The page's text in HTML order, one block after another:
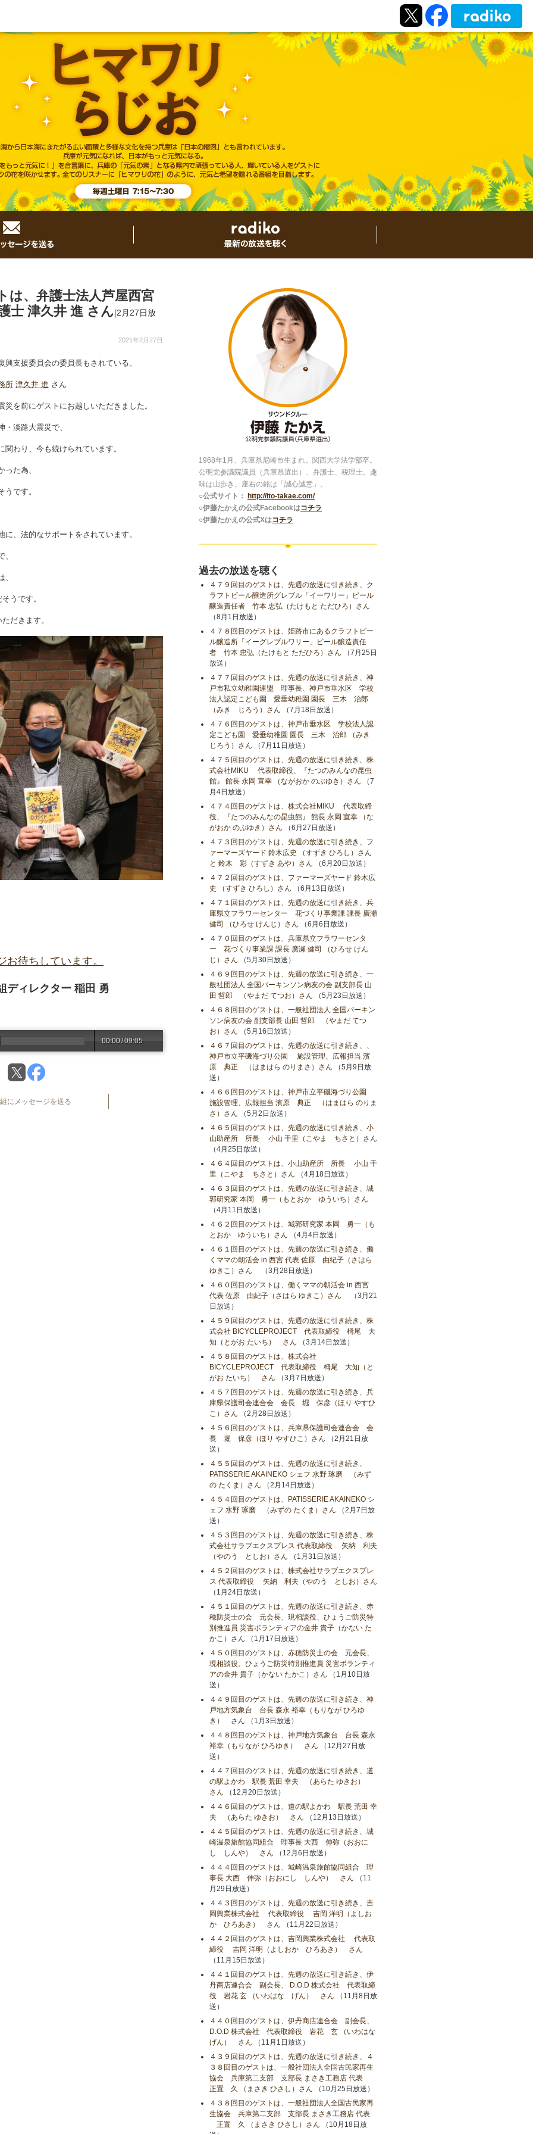
は、弁護士法人芦屋西宮
士 津久井 進 さん[2月27日放
2021年2月27日
支援委員会の委員長もされている、
所 津久井 進 さん
を前にゲストにお越しいただきました。
淡路大震災で、
わり、今も続けられています。
た為、
です。
、法的なサポートをされています。
うです。
だきます。
待ちしています。
ディレクター 稲田 勇
00:00/09:05
にメッセージを送る
1968年1月、兵庫県尼崎市生まれ。関西大学法学部卒。
公明党参議院議員（兵庫県選出）、弁護士、税理士。趣
味は山歩き、座右の銘は「誠心誠意」。
○公式サイト：
http://ito-takae.com/
○伊藤たかえの公式Facebookはコチラ
○伊藤たかえの公式Xはコチラ
過去の放送を聴く
４７９回目のゲストは、先週の放送に引き続き、ク
ラフトビール醸造所グレブル「イーワリー」ビール
醸造責任者 竹本 忠弘（たけもと ただひろ）さん
（8月1日放送）
４７８回目のゲストは、姫路市にあるクラフトビー
ル醸造所「イーグレブルワリー」ビール醸造責任
者 竹本 忠弘（たけもと ただひろ）さん （7月25日
放送）
４７７回目のゲストは、先週の放送に引き続き、神
戸市私立幼稚園連盟 理事長、神戸市垂水区 学校
法人認定こども園 愛垂幼稚園 園長 三木 治郎
（みき じろう）さん （7月18日放送）
４７６回目のゲストは、神戸市垂水区 学校法人認
定こども園 愛垂幼稚園 園長 三木 治郎 （みき
じろう）さん （7月11日放送）
４７５回目のゲストは、先週の放送に引き続き、株
式会社MIKU 代表取締役、『たつのみんなの昆虫
館』 館長 永岡 宣幸 （ながおか のぶゆき）さん （7
月4日放送）
４７４回目のゲストは、株式会社MIKU 代表取締
役、『たつのみんなの昆虫館』 館長 永岡 宣幸 （な
がおか のぶゆき）さん （6月27日放送）
４７３回目のゲストは、先週の放送に引き続き、フ
ァーマーズヤード 鈴木広史 （すずき ひろし）さん
と 鈴木 彩（すずき あや）さん （6月20日放送）
４７２回目のゲストは、ファーマーズヤード 鈴木広
史 （すずき ひろし）さん （6月13日放送）
４７１回目のゲストは、先週の放送に引き続き、兵
庫県立フラワーセンター 花づくり事業課 課長 廣瀬
健司 （ひろせ けんじ）さん （6月6日放送）
４７０回目のゲストは、兵庫県立フラワーセンタ
ー 花づくり事業課 課長 廣瀬 健司 （ひろせ けん
じ）さん （5月30日放送）
４６９回目のゲストは、先週の放送に引き続き、一
般社団法人 全国パーキンソン病友の会 副支部長 山
田 哲郎 （やまだ てつお）さん （5月23日放送）
４６８回目のゲストは、一般社団法人 全国パーキン
ソン病友の会 副支部長 山田 哲郎 （やまだ てつ
お）さん （5月16日放送）
４６７回目のゲストは、先週の放送に引き続き、、
神戸市立平磯海づり公園 施設管理、広報担当 濱
原 典正 （はまはら のりまさ）さん （5月9日放
送）
４６６回目のゲストは、神戸市立平磯海づり公園
施設管理、広報担当 濱原 典正 （はまはら のりま
さ）さん （5月2日放送）
４６５回目のゲストは、先週の放送に引き続き、小
山助産所 所長 小山​ 千里（こやま ちさと）さん
（4月25日放送）
４６４回目のゲストは、小山助産所 所長 小山​ 千
里（こやま ちさと）さん （4月18日放送）
４６３回目のゲストは、先週の放送に引き続き、城
郭研究家 本岡 勇一（もとおか ゆういち）さん
（4月11日放送）
４６２回目のゲストは、城郭研究家 本岡 勇一（も
とおか ゆういち）さん （4月4日放送）
４６１回目のゲストは、先週の放送に引き続き、働
くママの朝活会 in 西宮 代表 佐原 由紀子（さはら
ゆきこ）さん
（3月28日放送）
４６０回目のゲストは、働くママの朝活会 in 西宮
代表 佐原 由紀子（さはら ゆきこ）さん
（3月21
日放送）
４５９回目のゲストは、先週の放送に引き続き、株
式会社 BICYCLEPROJECT 代表取締役 栂尾 大
知（とがお たいち） さん （3月14日放送）
４５８回目のゲストは、株式会社
BICYCLEPROJECT 代表取締役 栂尾 大知（と
がお たいち） さん （3月7日放送）
４５７回目のゲストは、先週の放送に引き続き、兵
庫県保護司会連合会 会長 堀 保彦（ほり やすひ
こ）さん （2月28日放送）
４５６回目のゲストは、兵庫県保護司会連合会 会
長 堀 保彦（ほり やすひこ）さん （2月21日放
送）
４５５回目のゲストは、先週の放送に引き続き、
PATISSERIE AKAINEKO シェフ 水野 琢磨 （みず
の たくま）さん （2月14日放送）
４５４回目のゲストは、PATISSERIE AKAINEKO シ
ェフ 水野 琢磨 （みずの たくま）さん （2月7日放
送）
４５３回目のゲストは、先週の放送に引き続き、株
式会社サラブエクスプレス 代表取締役 矢納 利夫
（やのう としお）さん （1月31日放送）
４５２回目のゲストは、株式会社サラブエクスプレ
ス 代表取締役 矢納 利夫（やのう としお）さん
（1月24日放送）
４５１回目のゲストは、先週の放送に引き続き、赤
穂防災士の会 元会長、現相談役、ひょうご防災特
別推進員 災害ボランティアの金井 貴子（かない た
かこ）さん （1月17日放送）
４５０回目のゲストは、赤穂防災士の会 元会長、
現相談役、ひょうご防災特別推進員 災害ボランティ
アの金井 貴子（かない たかこ）さん （1月10日放
送）
４４９回目のゲストは、先週の放送に引き続き、神
戸地方気象台 台長 森永 裕幸（もりなが ひろゆ
き） さん （1月3日放送）
４４８回目のゲストは、神戸地方気象台 台長 森永
裕幸（もりなが ひろゆき） さん （12月27日放
送）
４４７回目のゲストは、先週の放送に引き続き、道
の駅よかわ 駅長 荒田 幸夫 （あらた ゆきお）
さん （12月20日放送）
４４６回目のゲストは、道の駅よかわ 駅長 荒田 幸
夫 （あらた ゆきお） さん （12月13日放送）
４４５回目のゲストは、先週の放送に引き続き、城
崎温泉旅館協同組合 理事長 大西 伸弥（おおに
し しんや） さん （12月6日放送）
４４４回目のゲストは、城崎温泉旅館協同組合 理
事長 大西 伸弥（おおにし しんや） さん （11
月29日放送）
４４３回目のゲストは、先週の放送に引き続き、吉
岡興業株式会社 代表取締役 吉岡 洋明（よしお
か ひろあき） さん （11月22日放送）
４４２回目のゲストは、吉岡興業株式会社 代表取
締役 吉岡 洋明（よしおか ひろあき） さん
（11月15日放送）
４４１回目のゲストは、先週の放送に引き続き、伊
丹商店連合会 副会長、 D.O.D 株式会社 代表取締
役 岩花 玄 （いわはな げん） さん （11月8日放
送）
４４０回目のゲストは、伊丹商店連合会 副会長、
D.O.D 株式会社 代表取締役 岩花 玄 （いわはな
げん） さん （11月1日放送）
４３９回目のゲストは、先週の放送に引き続き、４
３８回目のゲストは、一般社団法人全国古民家再生
協会 兵庫第二支部 支部長 まさき工務店 代表
正置 久 （まさき ひさし）さん （10月25日放送）
４３８回目のゲストは、一般社団法人全国古民家再
生協会 兵庫第二支部 支部長 まさき工務店 代表
正置 久 （まさき ひさし）さん （10月18日放